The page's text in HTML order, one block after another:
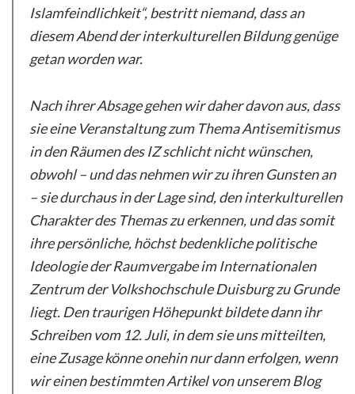
Islamfeindlichkeit“, bestritt niemand, dass an
diesem Abend der interkulturellen Bildung genüge
getan worden war.
Nach ihrer Absage gehen wir daher davon aus, dass
sie eine Veranstaltung zum Thema Antisemitismus
in den Räumen des IZ schlicht nicht wünschen,
obwohl – und das nehmen wir zu ihren Gunsten an
– sie durchaus in der Lage sind, den interkulturellen
Charakter des Themas zu erkennen, und das somit
ihre persönliche, höchst bedenkliche politische
Ideologie der Raumvergabe im Internationalen
Zentrum der Volkshochschule Duisburg zu Grunde
liegt. Den traurigen Höhepunkt bildete dann ihr
Schreiben vom 12. Juli, in dem sie uns mitteilten,
eine Zusage könne onehin nur dann erfolgen, wenn
wir einen bestimmten Artikel von unserem Blog